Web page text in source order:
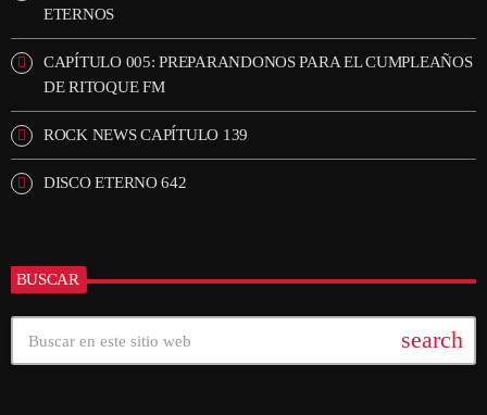
ETERNOS
CAPÍTULO 005: PREPARANDONOS PARA EL CUMPLEAÑOS
DE RITOQUE FM
ROCK NEWS CAPÍTULO 139
DISCO ETERNO 642
BUSCAR
search